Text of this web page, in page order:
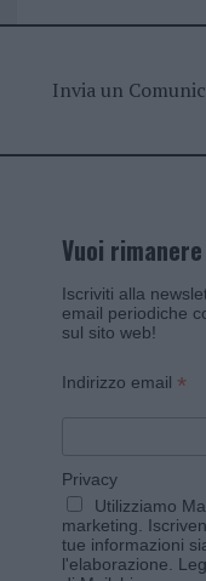
Invia un
Vuoi
Iscriviti alla
email periodiche
sul sito web!
Indirizzo email *
Privacy
Utilizziamo
marketing.
tue informazioni
l'elaborazione.